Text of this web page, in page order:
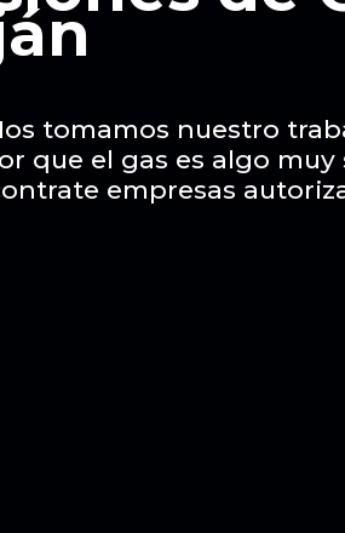
tomamos nuestro
que el gas es algo
empresas